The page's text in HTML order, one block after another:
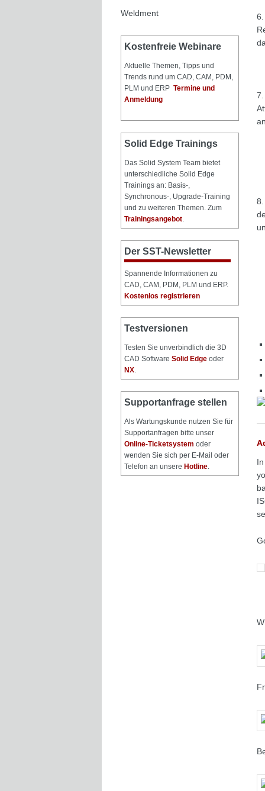
Weldment
Kostenfreie Webinare
Aktuelle Themen, Tipps und
Trends rund um CAD, CAM, PDM,
PLM und ERP Termine und
Anmeldung
Solid Edge Trainings
Das Solid System Team bietet
unterschiedliche Solid Edge
Trainings an: Basis-,
Synchronous-, Upgrade-Training
und zu weiteren Themen. Zum
Trainingsangebot
Der SST-Newsletter
Spannende Informationen zu
CAD, CAM, PDM, PLM und ERP.
Kostenlos registrieren
Testversionen
Testen Sie unverbindlich die 3D
CAD Software Solid Edge oder
NX
Supportanfrage stellen
Als Wartungskunde nutzen Sie für
Supportanfragen bitte unser
Online-Ticketsystem oder
wenden Sie sich per E-Mail oder
Telefon an unsere Hotline